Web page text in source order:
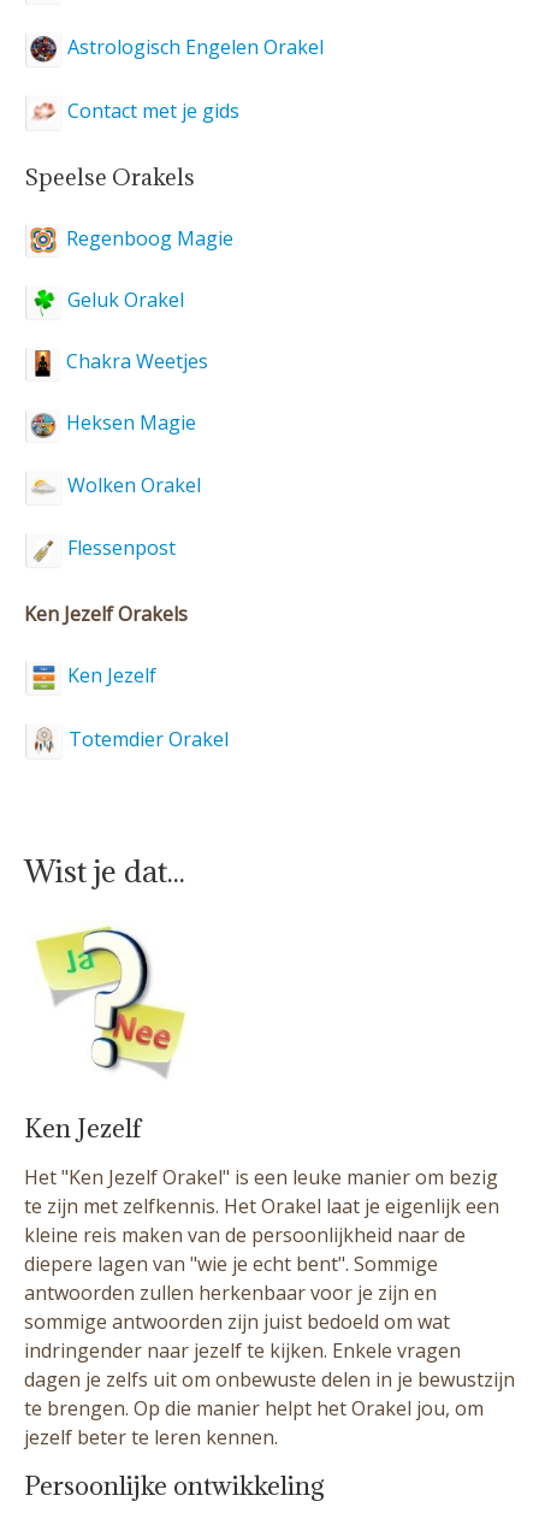
Astrologisch Engelen Orakel
Contact met je gids
Speelse Orakels
Regenboog Magie
Geluk Orakel
Chakra Weetjes
Heksen Magie
Wolken Orakel
Flessenpost
Ken Jezelf Orakels
Ken Jezelf
Totemdier Orakel
Wist je dat...
Ken Jezelf
Het "Ken Jezelf Orakel" is een leuke manier om bezig
te zijn met zelfkennis. Het Orakel laat je eigenlijk een
kleine reis maken van de persoonlijkheid naar de
diepere lagen van "wie je echt bent". Sommige
antwoorden zullen herkenbaar voor je zijn en
sommige antwoorden zijn juist bedoeld om wat
indringender naar jezelf te kijken. Enkele vragen
dagen je zelfs uit om onbewuste delen in je bewustzijn
te brengen. Op die manier helpt het Orakel jou, om
jezelf beter te leren kennen.
Persoonlijke ontwikkeling